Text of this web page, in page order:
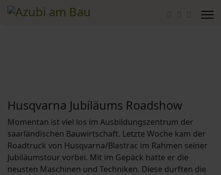
Husqvarna Jubiläums Roadshow
Momentan ist viel los im Ausbildungszentrum der
saarländischen Bauwirtschaft. Letzte Woche kam der
Roadtruck von Husqvarna/Blastrac im Rahmen seiner
Jubiläumstour vorbei. Mit im Gepäck hatte er die
neusten Maschinen und Techniken. Diese durften die